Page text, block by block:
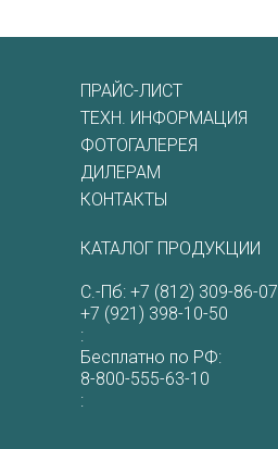
ПРАЙС-ЛИСТ
ТЕХН. ИНФОРМАЦИЯ
ФОТОГАЛЕРЕЯ
ДИЛЕРАМ
КОНТАКТЫ
КАТАЛОГ ПРОДУКЦИИ
С.-Пб: +7 (812) 309-86-07
+7 (921) 398-10-50
:
Бесплатно по РФ:
8-800-555-63-10
: